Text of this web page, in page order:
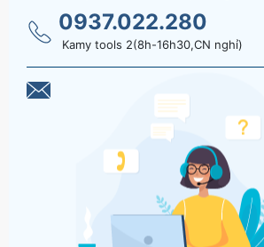
0937.022.280
Kamy tools 2(8h-16h30,CN nghỉ)